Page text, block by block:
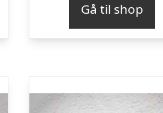
Gå til shop